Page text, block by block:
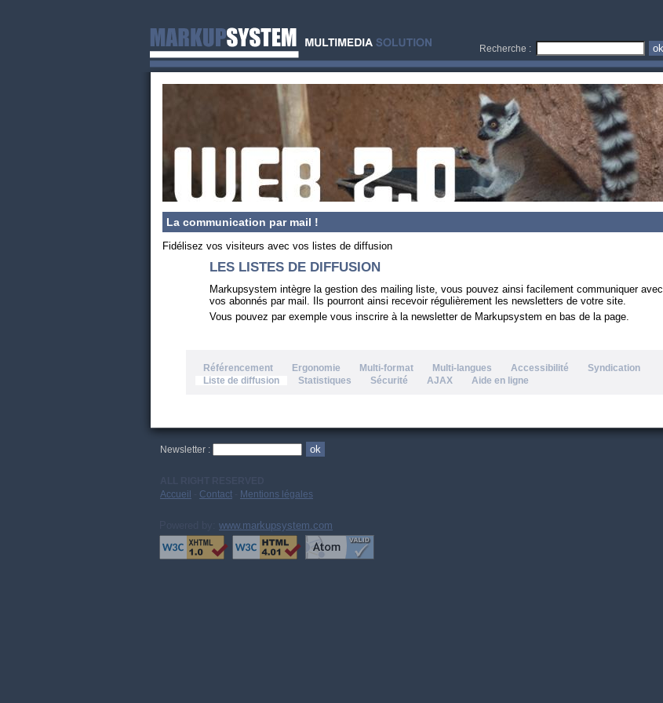
La communication par mail !
Fidélisez vos visiteurs avec vos listes de diffusion
LES LISTES DE DIFFUSION
Markupsystem intègre la gestion des mailing liste, vous pouvez ainsi facilement communiquer avec
vos abonnés par mail. Ils pourront ainsi recevoir régulièrement les newsletters de votre site.
Vous pouvez par exemple vous inscrire à la newsletter de Markupsystem en bas de la page.
Référencement Ergonomie Multi-format Multi-langues Accessibilité
Syndication
Liste de diffusion
Statistiques Sécurité AJAX Aide en ligne
Recherche :
Newsletter :
Accueil
Contact Mentions légales
www.markupsystem.com